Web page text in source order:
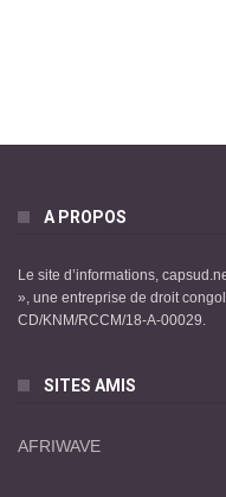
A PROPOS
Le site d’informations,
», une entreprise de droit
CD/KNM/RCCM/18-A-00029.
SITES AMIS
AFRIWAVE